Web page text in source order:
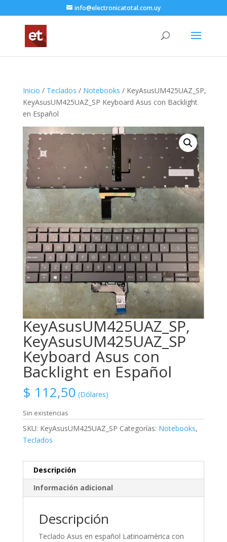
info@electronicatotal.com.uy
Inicio / Teclados / Notebooks / KeyAsusUM425UAZ_SP,
KeyAsusUM425UAZ_SP Keyboard Asus con Backlight
en Español
KeyAsusUM425UAZ_SP,
KeyAsusUM425UAZ_SP
Keyboard Asus con
Backlight en Español
$ 112,50 (Dólares)
Sin existencias
SKU: KeyAsusUM425UAZ_SP Categorías: Notebooks,
Teclados
Descripción
Información adicional
Descripción
Teclado Asus en español Latinoamérica con